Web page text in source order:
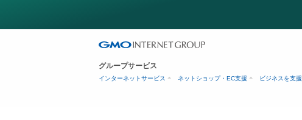
グループサービス
インターネットサービス ネットショップ・EC支援 ビジネスを支援